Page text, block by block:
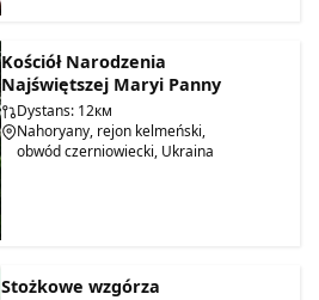
Kościół Narodzenia
Najświętszej Maryi Panny
Dystans: 12км
Nahoryany, rejon kelmeński,
obwód czerniowiecki, Ukraina
Stożkowe wzgórza